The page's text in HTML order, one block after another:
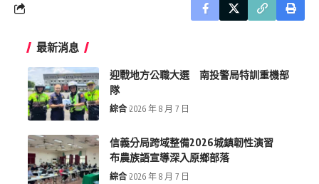
最新消息
迎戰地方公職大選 南投警局特訓重機部
隊
綜合 2026 年 8 月 7 日
信義分局跨域整備2026城鎮韌性演習
布農族語宣導深入原鄉部落
綜合 2026 年 8 月 7 日